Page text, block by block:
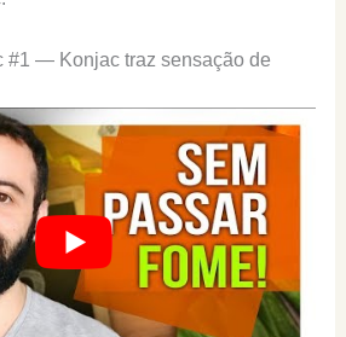
#1 — Konjac traz sensação de